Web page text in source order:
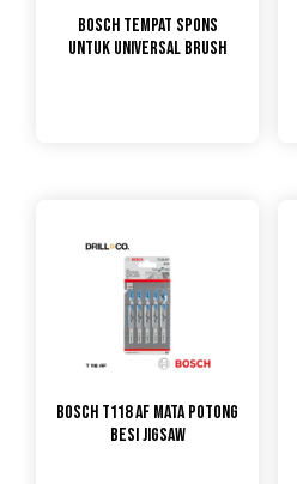
Bosch Tempat Spons
untuk Universal Brush
Bosch T118 AF Mata Potong
Besi Jigsaw